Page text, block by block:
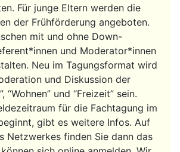
Für junge Eltern werden die
der Frühförderung angeboten.
mit und ohne Down-
und Moderator*innen
Neu im Tagungsformat wird
und Diskussion der
“Wohnen” und “Freizeit” sein.
für die Fachtagung im
gibt es weitere Infos. Auf
Netzwerkes finden Sie dann das